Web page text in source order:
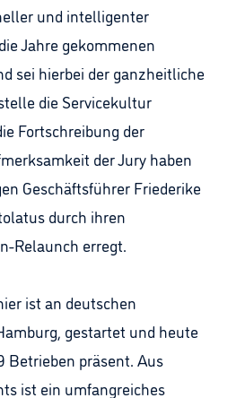
und intelligenter
Jahre gekommenen
sei hierbei der ganzheitliche
die Servicekultur
Fortschreibung der
der Jury haben
Geschäftsführer Friederike
durch ihren
Relaunch erregt.
ist an deutschen
gestartet und heute
Betrieben präsent. Aus
ist ein umfangreiches